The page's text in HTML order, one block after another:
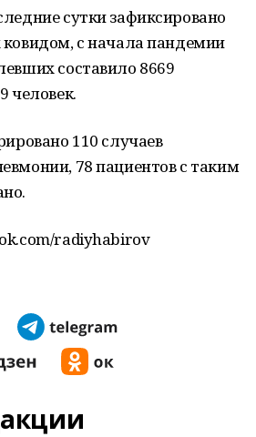
сутки зафиксировано
с начала пандемии
составило 8669
человек.
110 случаев
78 пациентов с таким
radiyhabirov